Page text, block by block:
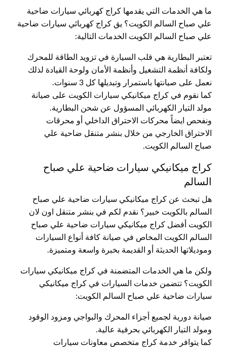
ما هي الخدمات التي يقدمها كراج كهربائي سيارات ضاحية
علي صباح السالم الكويت؟ يق كراج كهربائي سيارات ضاحية
علي صباح السالم الكويت الخدمات التالية:
تعتبر البطارية هي قلب السيارة في تزويد الطاقة للمحرك
ولكافة أنظمة التشغيل وأنظمة الأمان ولوحة القيادة لذلك
نعمل على صيانتها باستمرار وتبديلها كل 3 سنوات.
كما نقوم في كراج ميكانيكي سيارات الكويت على صيانة
مولد التيار الكهربائي المسؤول عن شحن البطارية.
ونفحص ايضاً محركات الاحتراق الداخلي أو محرقات
الاحتراق الخارجي من خلال بنشر متنقل ضاحية علي
صباح السالم الكويت.
كراج ميكانيكي سيارات ضاحية علي صباح
السالم
هل تبحث عن كراج ميكانيكي سيارات ضاحية علي صباح
السالم بالكويت خبير؟ نقدم لكم في بنشر متنقل اون لان
الكويت أفضل كراج ميكانيكي سيارات ضاحية علي صباح
السالم الكويت المخاص في صيانة كافة أنواع السيارات
وموديلاتها الحديثة أو القديمة بخبرة واسعة ومتميزة.
ولكن ما هي الخدمات المتضمنة في كراج ميكانيكي سيارات
الكويت؟ تتضمن خدمات السيارات في كراج ميكانيكي
سيارات ضاحية علي صباح السالم الكويت:
صيانة دورية لجميع أجزاء المحرك والبواجي ومزود الوقود
ومولد التيار الكهربائي بحرفية عالية.
كما يتوافر خدمة كراج متخصص معاونات سيارات